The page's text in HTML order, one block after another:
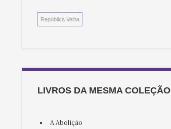
República Velha
LIVROS DA MESMA COLEÇÃO
A Abolição